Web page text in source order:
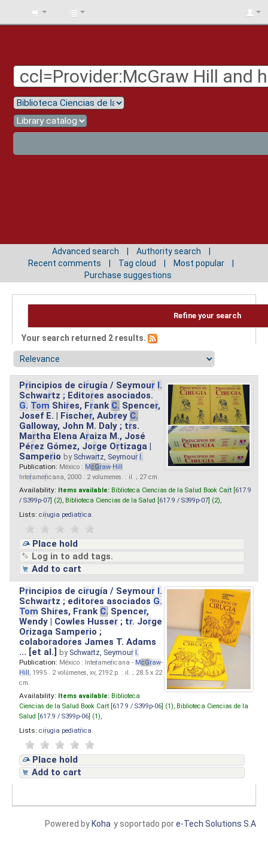
BIBLIOTECA
Advanced search
Authority search
Recent comments
Tag cloud
Most popular
Purchase suggestions
Refine your search
Your search returned 2 results.
Principios de cirugía / Seymour I.
Schwartz ; Editores asociados.
G. Tom Shires, Frank C. Spencer,
Josef E. | Fischer, Aubrey C.
Galloway, John M. Daly ; trs.
Martha Elena Araiza M., José
Pérez Gómez, Jorge Ortizaga |
Samperio by Schwartz, Seymour I.
Publication: México : McGraw-Hill
Interamericana, 2000 . 2 volumenes. : il. ; 27 cm.
Availability: Items available: Biblioteca Ciencias de la Salud Book Cart [ 617.9
/ S399p-07 ] (2), Biblioteca Ciencias de la Salud [ 617.9 / S399p-07 ] (2),
Lists: cirugia pediatrica
Place hold
Log in to add tags.
Add to cart
Principios de cirugía / Seymour I.
Schwartz ; editores asociados G.
Tom Shires, Frank C. Spencer,
Wendy | Cowles Husser ; tr. Jorge
Orizaga Samperio ;
colaboradores James T. Adams
... [et al.]by Schwartz, Seymour I.
Publication: México : Interamericana - McGraw-
Hill, 1995 . 2 volúmenes, xv, 2192 p. : il. ; 28.5 x 22
cm.
Availability: Items available: Biblioteca
Ciencias de la Salud Book Cart [ 617.9 / S399p-06 ] (1), Biblioteca Ciencias de la
Salud [ 617.9 / S399p-06 ] (1),
Lists: cirugia pediatrica
Place hold
Add to cart
y soportado pore-Tech Solutions S.A
Powered by Koha